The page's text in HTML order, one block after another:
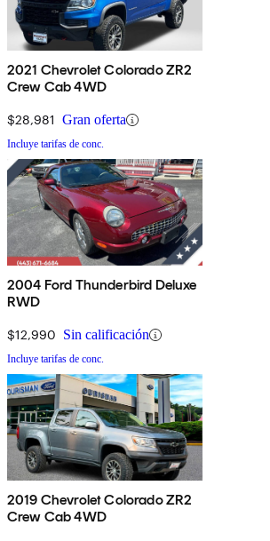
2021 Chevrolet Colorado ZR2
Crew Cab 4WD
$28,981 Gran oferta
Incluye tarifas de conc.
2004 Ford Thunderbird Deluxe
RWD
$12,990 Sin calificación
Incluye tarifas de conc.
2019 Chevrolet Colorado ZR2
Crew Cab 4WD